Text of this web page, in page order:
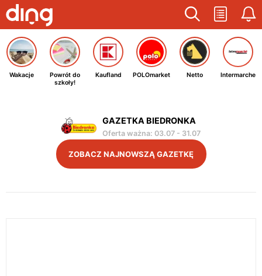
Wakacje
Powrót do
szkoły!
Kaufland POLOmarket Netto Intermarche
GAZETKA BIEDRONKA
Oferta ważna: 03.07 - 31.07
ZOBACZ NAJNOWSZĄ GAZETKĘ